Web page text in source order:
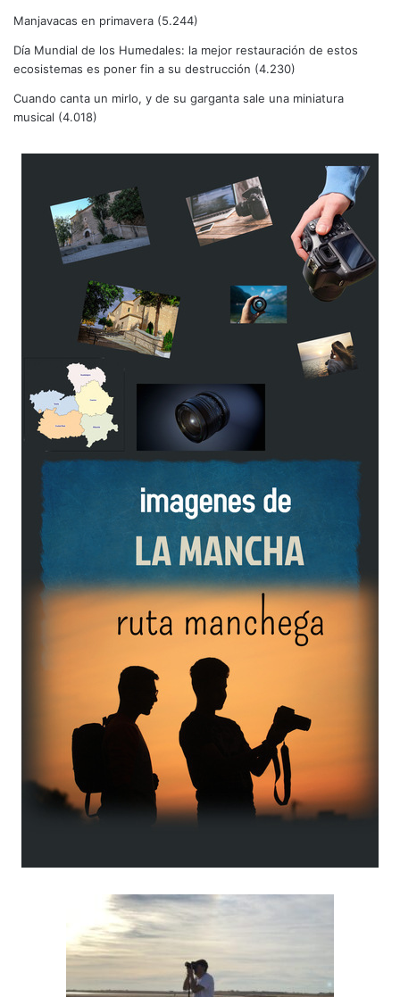
Manjavacas en primavera (5.244)
Día Mundial de los Humedales: la mejor restauración de estos
ecosistemas es poner fin a su destrucción (4.230)
Cuando canta un mirlo, y de su garganta sale una miniatura
musical (4.018)